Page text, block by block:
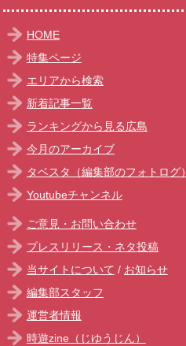
HOME
特集ページ
エリアから検索
新着記事一覧
ランキングから見る広島
今月のアーカイブ
タベスタ（編集部のフォトログ）
Youtubeチャンネル
ご意見・お問い合わせ
プレスリリース・ネタ投稿
当サイトについて / お知らせ
編集部スタッフ
運営者情報
時遊zine（じゆうじん）